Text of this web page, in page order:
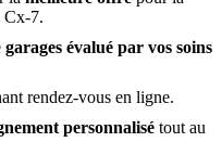
Cx-7.
garages évalué par vos soins
rendez-vous en ligne.
personnalisé tout au